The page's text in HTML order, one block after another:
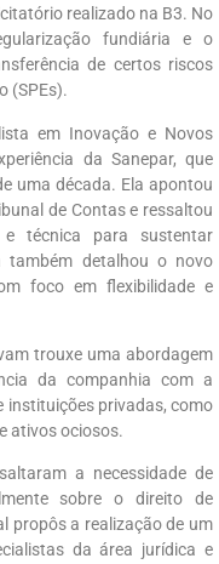
realizado na B3. No
fundiária e o
de certos riscos
(SPEs).
em Inovação e Novos
da Sanepar, que
uma década. Ela apontou
de Contas e ressaltou
técnica para sustentar
também detalhou o novo
foco em flexibilidade e
trouxe uma abordagem
da companhia com a
instituições privadas, como
ativos ociosos.
a necessidade de
sobre o direito de
propôs a realização de um
da área jurídica e